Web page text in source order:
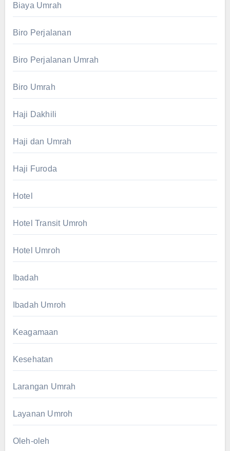
Biaya Umrah
Biro Perjalanan
Biro Perjalanan Umrah
Biro Umrah
Haji Dakhili
Haji dan Umrah
Haji Furoda
Hotel
Hotel Transit Umroh
Hotel Umroh
Ibadah
Ibadah Umroh
Keagamaan
Kesehatan
Larangan Umrah
Layanan Umroh
Oleh-oleh